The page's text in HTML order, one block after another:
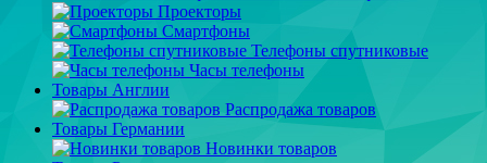
Проекторы
Смартфоны
Телефоны спутниковые
Часы телефоны
Товары Англии
Распродажа товаров
Товары Германии
Новинки товаров